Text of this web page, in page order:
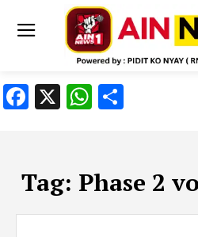
Facebook
X WhatsApp
Tag: Phase 2